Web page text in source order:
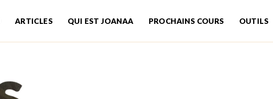
ARTICLES QUI EST JOANAA PROCHAINS COURS OUTILS